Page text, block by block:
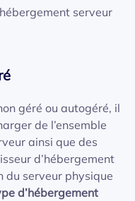
serveur
géré ou autogéré, il
de l’ensemble
ainsi que des
d’hébergement
du serveur physique
d’hébergement